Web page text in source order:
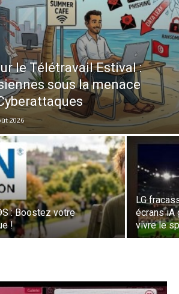
le Télétravail Estival :
sous la menace
2026
: Boostez votre
!
LG
écrans iA
vivre le